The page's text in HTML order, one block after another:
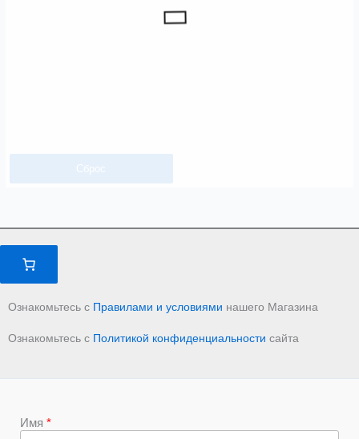
Сброс
Ознакомьтесь с Правилами и условиями нашего Магазина
Ознакомьтесь с Политикой конфиденциальности сайта
Имя